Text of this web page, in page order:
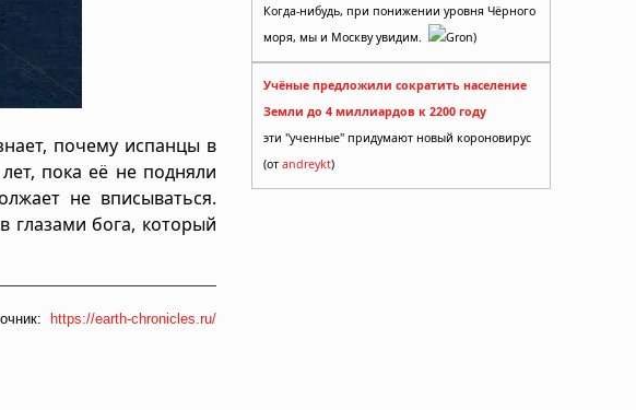
почему испанцы в
пока её не подняли
не вписываться.
глазами бога, который
https://earth-chronicles.ru/
Когда-нибудь, при понижении уровня Чёрного
моря, мы и Москву увидим.
Gron)
Учёные предложили сократить население
Земли до 4 миллиардов к 2200 году
эти "ученные" придумают новый короновирус
(от andreykt)